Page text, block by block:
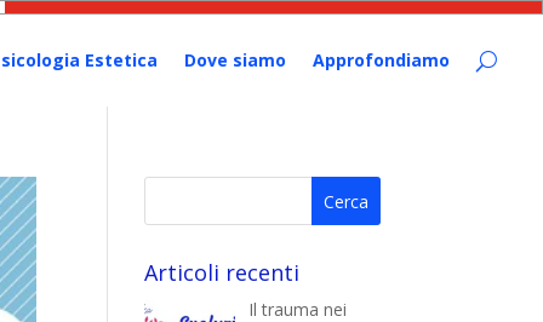
Estetica Dove siamo Approfondiamo
Articoli recenti
Il trauma nei